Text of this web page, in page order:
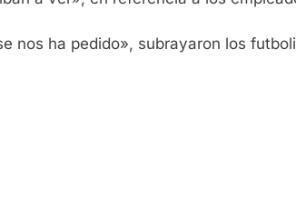
nos ha pedido», subrayaron los